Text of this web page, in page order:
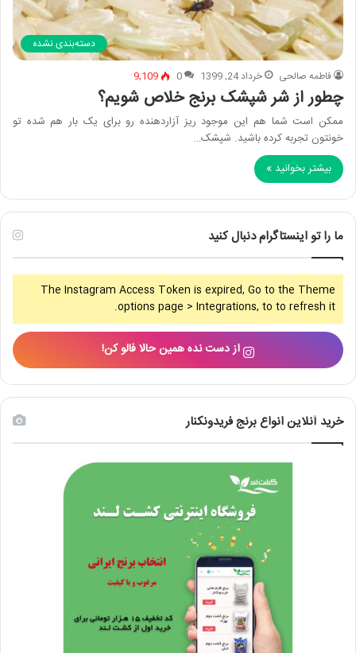
دسته‌بندی نشده
فاطمه صالحی خرداد 24, 1399 0
9,109
چطور از شر شپشک برنج خلاص شویم؟
ممکن است شما هم این موجود ریز آزاردهنده رو برای یک بار هم شده تو
خونتون تجربه کرده باشید. شپشک…
بیشتر بخوانید »
ما را تو اینستاگرام دنبال کنید
The Instagram Access Token is expired, Go to the Theme
options page > Integrations, to to refresh it.
از دست نده همین حالا فالو کن!
خرید آنلاین انواع برنج فریدونکنار